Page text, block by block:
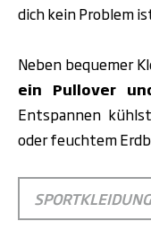
dich kein Problem
Neben bequemer
ein Pullover
Entspannen
oder feuchtem